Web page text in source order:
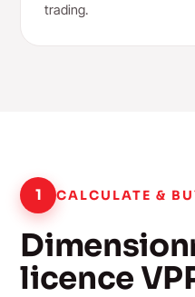
trading.
1 CALCULATE &
licence